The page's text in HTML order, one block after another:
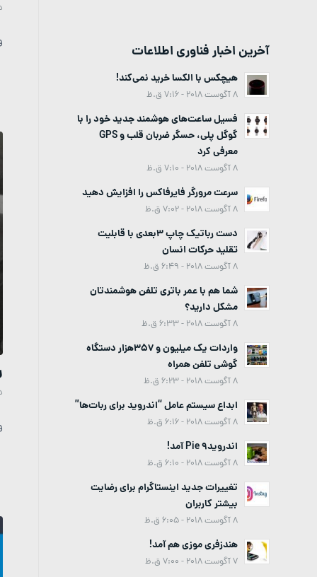
آخرین اخبار فناوری اطلاعات
هیچکس با الکسا خرید نمی‌کند!
8 آگوست 2018 - 7:16 ق.ظ
فسیل ساعت‌های هوشمند جدید خود را با
گوگل پلی، حسگر ضربان قلب و GPS
معرفی کرد
8 آگوست 2018 - 7:10 ق.ظ
سرعت مرورگر فایرفاکس را افزایش دهید
8 آگوست 2018 - 7:02 ق.ظ
دست رباتیک چاپ 3بعدی با قابلیت
تقلید حرکات انسان
8 آگوست 2018 - 6:49 ق.ظ
شما هم با عمر باتری تلفن هوشمندتان
مشکل دارید؟
8 آگوست 2018 - 6:33 ق.ظ
واردات یک میلیون و 357هزار دستگاه
گوشی تلفن همراه
8 آگوست 2018 - 6:23 ق.ظ
ابداع سیستم عامل “اندروید برای ربات‌ها”
8 آگوست 2018 - 6:16 ق.ظ
اندروید9 Pie آمد!
8 آگوست 2018 - 6:10 ق.ظ
تغییرات جدید اینستاگرام برای رضایت
بیشتر کاربران
8 آگوست 2018 - 6:05 ق.ظ
هندزفری موزی هم آمد!
7 آگوست 2018 - 7:00 ق.ظ